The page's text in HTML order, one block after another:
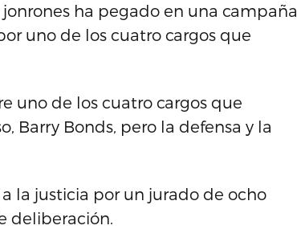
ha pegado en una campaña
uno de los cuatro cargos que
uno de los cuatro cargos que
Barry Bonds, pero la defensa y la
la justicia por un jurado de ocho
deliberación.